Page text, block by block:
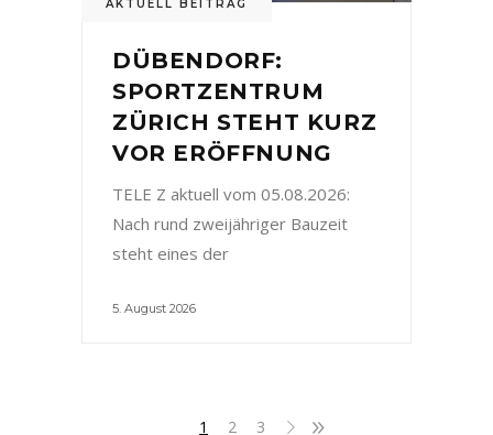
AKTUELL BEITRAG
DÜBENDORF:
SPORTZENTRUM
ZÜRICH STEHT KURZ
VOR ERÖFFNUNG
TELE Z aktuell vom 05.08.2026:
Nach rund zweijähriger Bauzeit
steht eines der
5. August 2026
1 2 3